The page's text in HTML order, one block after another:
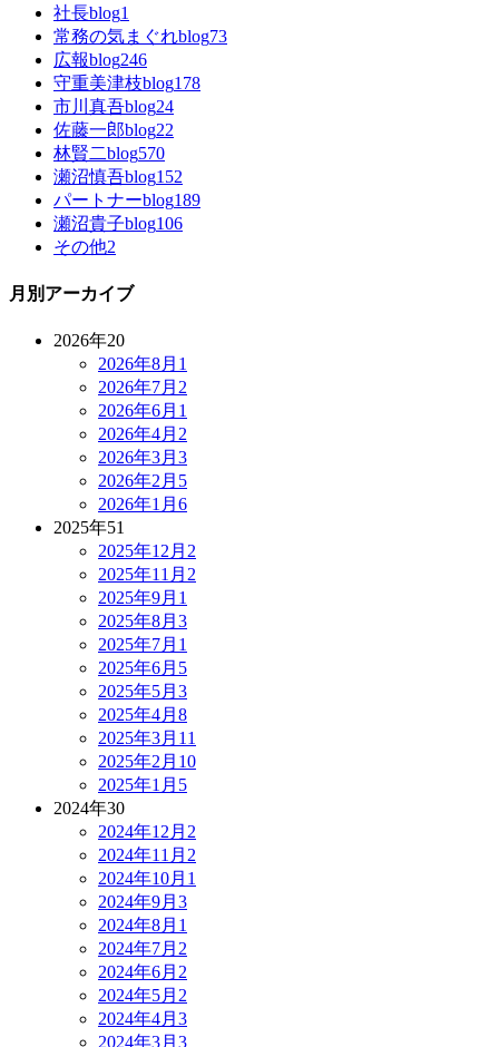
社長blog1
常務の気まぐれblog73
広報blog246
守重美津枝blog178
市川真吾blog24
佐藤一郎blog22
林賢二blog570
瀬沼慎吾blog152
パートナーblog189
瀬沼貴子blog106
その他2
月別アーカイブ
2026年20
2026年8月 1
2026年7月 2
2026年6月 1
2026年4月 2
2026年3月 3
2026年2月 5
2026年1月 6
2025年51
2025年12月 2
2025年11月 2
2025年9月 1
2025年8月 3
2025年7月 1
2025年6月 5
2025年5月 3
2025年4月 8
2025年3月 11
2025年2月 10
2025年1月 5
2024年30
2024年12月 2
2024年11月 2
2024年10月 1
2024年9月 3
2024年8月 1
2024年7月 2
2024年6月 2
2024年5月 2
2024年4月 3
2024年3月 3